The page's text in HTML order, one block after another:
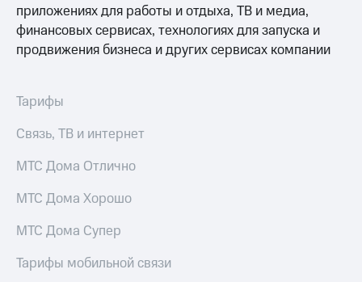
"МТС"
Собрания
акционеров
Контроль
аудит
акций
Описание
приобретения
приложениях для работы и отдыха, ТВ и медиа,
финансовых сервисах, технологиях для запуска и
продвижения бизнеса и других сервисах компании
Тарифы
Связь, ТВ и интернет
МТС Дома Отлично
МТС Дома Хорошо
МТС Дома Супер
Тарифы мобильной связи